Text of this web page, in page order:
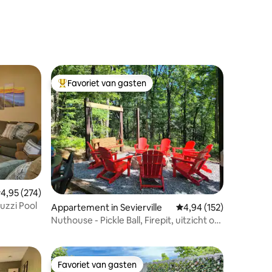
beoordeling van 4,95 op 5, 274 recensies
4,95 (274)
Pool
Topfavoriet van gasten
Favoriet van gasten
Appartement in Sevierville Gemiddelde
4,94 (152)
Nuthouse - Pickle Ball, Firepit, uitzicht op
Favoriet van gasten
Favoriet van gasten